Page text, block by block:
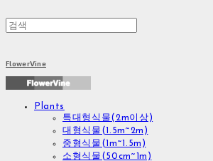
FlowerVine
Plants
특대형식물(2m이상)
대형식물(1.5m~2m)
중형식물(1m~1.5m)
소형식물(50cm~1m)